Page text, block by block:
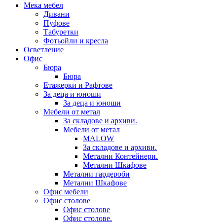
Мека мебел
Дивани
Пуфове
Табуретки
Фотьойли и кресла
Осветление
Офис
Бюра
Бюра
Етажерки и Рафтове
За деца и юноши
За деца и юноши
Мебели от метал
За складове и архиви.
Мебели от метал
MALOW
За складове и архиви.
Метални Контейнери.
Метални Шкафове
Метални гардероби
Метални Шкафове
Офис мебели
Офис столове
Офис столове
Офис столове.